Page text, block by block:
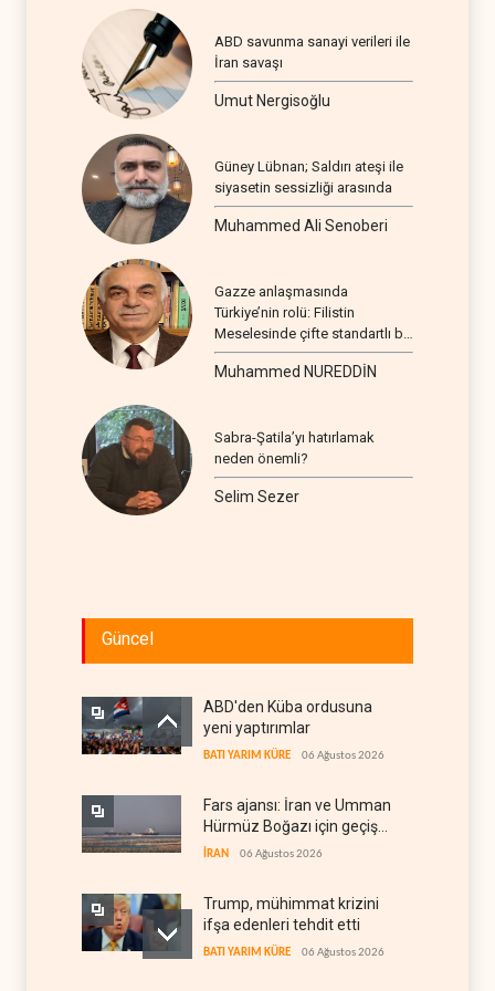
ABD savunma sanayi verileri ile
İran savaşı
Umut Nergisoğlu
Güney Lübnan; Saldırı ateşi ile
siyasetin sessizliği arasında
Muhammed Ali Senoberi
Gazze anlaşmasında
Türkiye’nin rolü: Filistin
Meselesinde çifte standartlı bir
seyir
Muhammed NUREDDİN
Sabra-Şatila’yı hatırlamak
neden önemli?
Selim Sezer
Güncel
ABD'den Küba ordusuna
yeni yaptırımlar
BATI YARIM KÜRE 06 Ağustos 2026
Fars ajansı: İran ve Umman
Hürmüz Boğazı için geçiş
koridorlarında anlaştı
İRAN 06 Ağustos 2026
Trump, mühimmat krizini
ifşa edenleri tehdit etti
BATI YARIM KÜRE 06 Ağustos 2026